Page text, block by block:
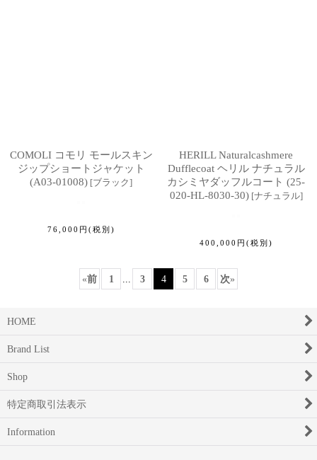
COMOLI コモリ モールスキン
ジップショートジャケット
(A03-01008) [ブラック]
76,000 円 (税別)
HERILL Naturalcashmere
Dufflecoat ヘリル ナチュラル
カシミヤダッフルコート (25-
020-HL-8030-30) [ナチュラル]
400,000 円 (税別)
«前 1 3 4 5 6 次»
HOME
Brand List
Shop
特定商取引法表示
Information